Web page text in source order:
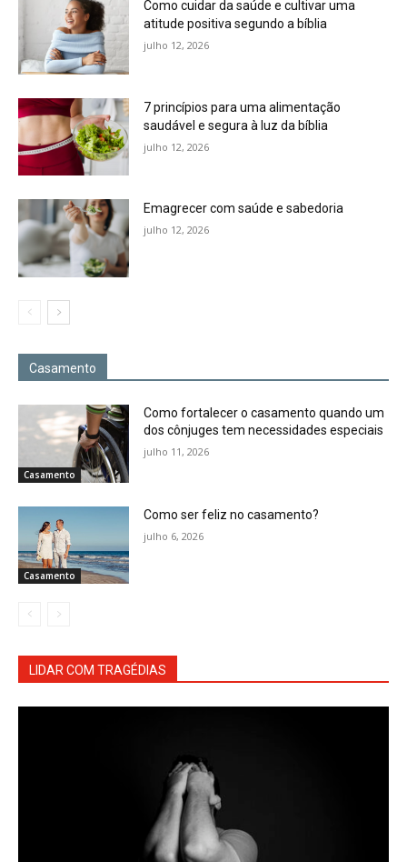
Como cuidar da saúde e cultivar uma
atitude positiva segundo a bíblia
julho 12, 2026
7 princípios para uma alimentação
saudável e segura à luz da bíblia
julho 12, 2026
Emagrecer com saúde e sabedoria
julho 12, 2026
Casamento
Casamento
Como fortalecer o casamento quando um
dos cônjuges tem necessidades especiais
julho 11, 2026
Casamento
Como ser feliz no casamento?
julho 6, 2026
LIDAR COM TRAGÉDIAS